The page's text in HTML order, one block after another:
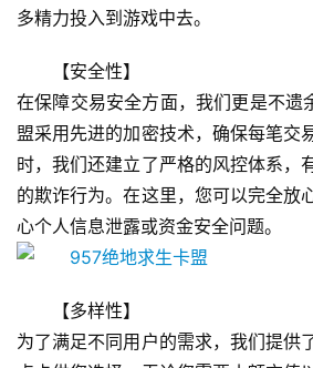
多精力投入到游戏中去。
【安全性】
在保障交易安全方面，我们更是不遗
盟采用先进的加密技术，确保每笔交
时，我们还建立了严格的风控体系，
的欺诈行为。在这里，您可以完全放
心个人信息泄露或资金安全问题。
【多样性】
为了满足不同用户的需求，我们提供